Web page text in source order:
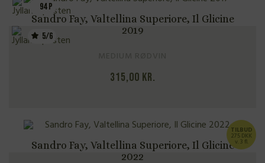
94 P
5/6
Sandro Fay, Valtellina Superiore, Il Glicine
2019
315,00 kr.
Sandro Fay, Valtellina Superiore, Il Glicine
2022
TILBUD
275 DKK
v. 3 fl.